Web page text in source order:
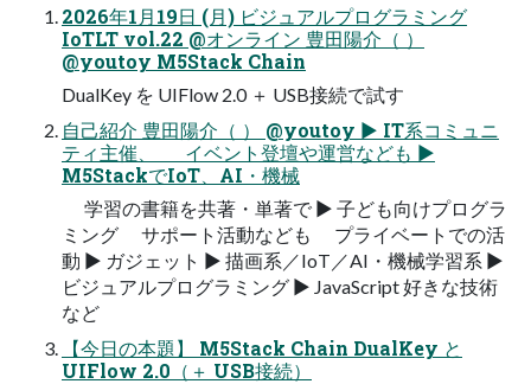
2026年1月19日 (月) ビジュアルプログラミング
IoTLT vol.22 @オンライン 豊田陽介（ ）
@youtoy M5Stack Chain
DualKey を UIFlow 2.0 ＋ USB接続で試す
自己紹介 豊田陽介（ ） @youtoy ▶ IT系コミュニ
ティ主催、 イベント登壇や運営なども ▶
M5StackでIoT、AI・機械
学習の書籍を共著・単著で ▶ 子ども向けプログラ
ミング サポート活動なども プライベートでの活
動 ▶ ガジェット ▶ 描画系／IoT／AI・機械学習系 ▶
ビジュアルプログラミング ▶ JavaScript 好きな技術
など
【今日の本題】 M5Stack Chain DualKey と
UIFlow 2.0（＋ USB接続）